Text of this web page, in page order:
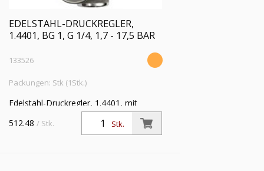
EDELSTAHL-DRUCKREGLER,
1.4401, BG 1, G 1/4, 1,7 - 17,5 BAR
133526
Packungen: Stk (1Stk.)
Edelstahl-Druckregler, 1.4401, mit
Sekundärentlüftung (rücksteuerbar), inkl.
Manometer, BG 1, G 1/4, Regelbereich
Stk.
512.48 / Stk.